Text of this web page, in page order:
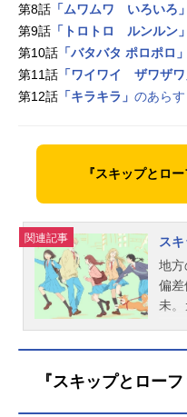
第8話 「ムワムワ いろいろ」
第9話 「トロトロ ルンルン」
第10話 「バタバタ ポロポロ」
第11話 「ワイワイ ザワザワ
第12話 「キラキラ」 のあらす
『スキップとロ
関連記事
ス
地方
偏差
未。
とも
『スキップとロー